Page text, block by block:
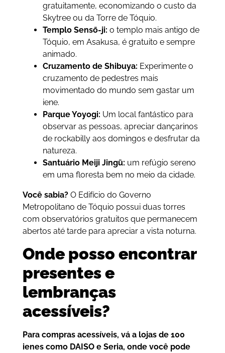
gratuitamente, economizando o custo da
Skytree ou da Torre de Tóquio.
Templo Sensō-ji: o templo mais antigo de
Tóquio, em Asakusa, é gratuito e sempre
animado.
Cruzamento de Shibuya: Experimente o
cruzamento de pedestres mais
movimentado do mundo sem gastar um
iene.
Parque Yoyogi: Um local fantástico para
observar as pessoas, apreciar dançarinos
de rockabilly aos domingos e desfrutar da
natureza.
Santuário Meiji Jingū: um refúgio sereno
em uma floresta bem no meio da cidade.
Você sabia? O Edifício do Governo
Metropolitano de Tóquio possui duas torres
com observatórios gratuitos que permanecem
abertos até tarde para apreciar a vista noturna.
Onde posso encontrar
presentes e
lembranças
acessíveis?
Para compras acessíveis, vá a lojas de 100
ienes como DAISO e Seria, onde você pode